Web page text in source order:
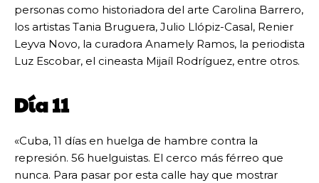
personas como historiadora del arte Carolina Barrero,
los artistas Tania Bruguera, Julio Llópiz-Casal, Renier
Leyva Novo, la curadora Anamely Ramos, la periodista
Luz Escobar, el cineasta Mijaíl Rodríguez, entre otros.
Día 11
«Cuba, 11 días en huelga de hambre contra la
represión. 56 huelguistas. El cerco más férreo que
nunca. Para pasar por esta calle hay que mostrar